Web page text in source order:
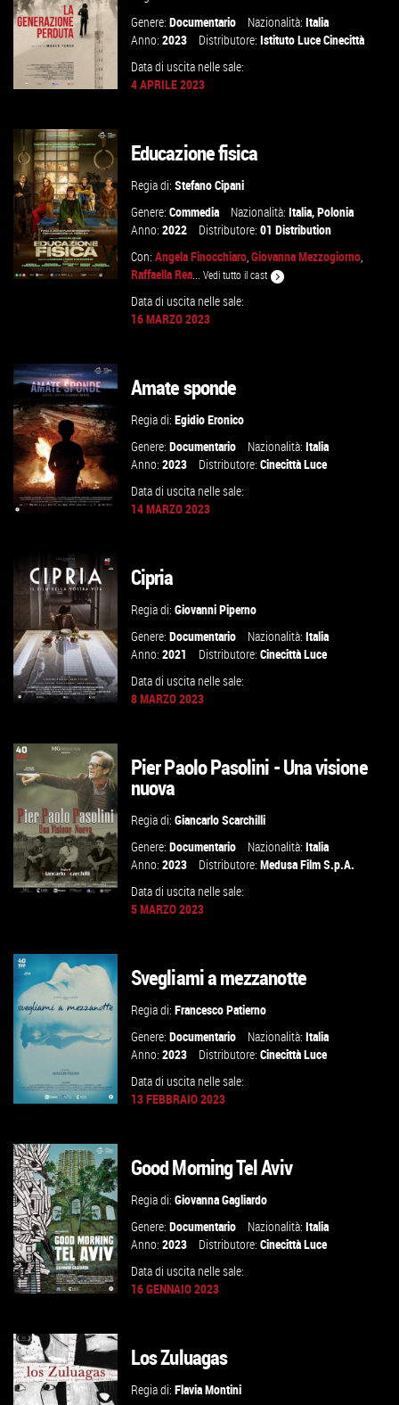
GUARDA IL TRAILER
VAI ALLA SCHEDA
Genere:Documentario Nazionalità:Italia
Anno:2023 Distributore:Istituto Luce Cinecittà
Data di uscita nelle sale:
4 APRILE 2023
VAI ALLA SCHEDA
Educazione fisica
Regia di:Stefano Cipani
Genere:Commedia Nazionalità:Italia,Polonia
Anno:2022 Distributore:01 Distribution
Con:Angela Finocchiaro,Giovanna Mezzogiorno,
Raffaella Rea...Vedi tutto il cast
Data di uscita nelle sale:
16 MARZO 2023
GUARDA IL TRAILER
VAI ALLA SCHEDA
Amate sponde
Regia di:Egidio Eronico
Genere:Documentario Nazionalità:Italia
Anno:2023 Distributore:Cinecittà Luce
Data di uscita nelle sale:
14 MARZO 2023
GUARDA IL TRAILER
VAI ALLA SCHEDA
Cipria
Regia di:Giovanni Piperno
Genere:Documentario Nazionalità:Italia
Anno:2021 Distributore:Cinecittà Luce
Data di uscita nelle sale:
8 MARZO 2023
GUARDA IL TRAILER
VAI ALLA SCHEDA
Pier Paolo Pasolini - Una visione
nuova
Regia di:Giancarlo Scarchilli
Genere:Documentario Nazionalità:Italia
Anno:2023 Distributore:Medusa Film S.p.A.
Data di uscita nelle sale:
5 MARZO 2023
GUARDA IL TRAILER
VAI ALLA SCHEDA
Svegliami a mezzanotte
Regia di:Francesco Patierno
Genere:Documentario Nazionalità:Italia
Anno:2023 Distributore:Cinecittà Luce
Data di uscita nelle sale:
13 FEBBRAIO 2023
VAI ALLA SCHEDA
Good Morning Tel Aviv
Regia di:Giovanna Gagliardo
Genere:Documentario Nazionalità:Italia
Anno:2023 Distributore:Cinecittà Luce
Data di uscita nelle sale:
16 GENNAIO 2023
Los Zuluagas
Regia di:Flavia Montini